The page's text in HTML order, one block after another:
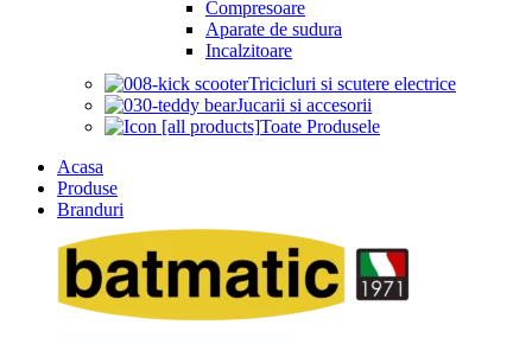
Compresoare
Aparate de sudura
Incalzitoare
Tricicluri si scutere electrice
Jucarii si accesorii
Toate Produsele
Acasa
Produse
Branduri